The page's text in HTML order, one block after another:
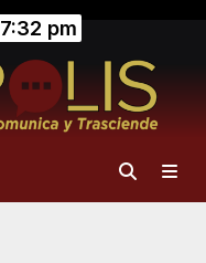
7:32 pm